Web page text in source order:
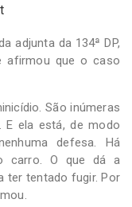
adjunta da 134ª DP,
afirmou que o caso
São inúmeras
E ela está, de modo
defesa. Há
carro. O que dá a
ter tentado fugir. Por